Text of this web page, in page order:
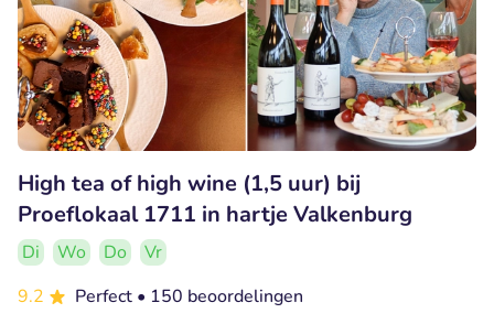
High tea of high wine (1,5 uur) bij
Proeflokaal 1711 in hartje Valkenburg
Di Wo Do
Vr
9.2
Perfect • 150 beoordelingen